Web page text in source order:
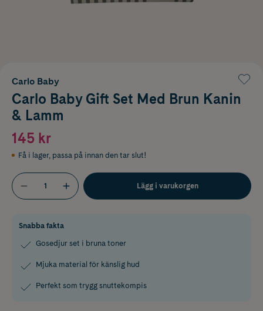
Carlo Baby
Carlo Baby Gift Set Med Brun Kanin
& Lamm
145 kr
Få i lager, passa på innan den tar slut!
Lägg i varukorgen
Snabba fakta
Gosedjur set i bruna toner
Mjuka material för känslig hud
Perfekt som trygg snuttekompis